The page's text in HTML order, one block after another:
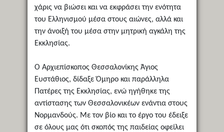
χάρις να βιώσει και να εκφράσει την ενότητα
του Ελληνισμού μέσα στους αιώνες, αλλά και
την άνοιξή του μέσα στην μητρική αγκάλη της
Εκκλησίας.
Ο Αρχιεπίσκοπος Θεσσαλονίκης Άγιος
Ευστάθιος, δίδαξε Όμηρο και παράλληλα
Πατέρες της Εκκλησίας, ενώ ηγήθηκε της
αντίστασης των Θεσσαλονικέων ενάντια στους
Νορμανδούς. Με τον βίο και το έργο του έδειξε
σε όλους μας ότι σκοπός της παιδείας οφείλει